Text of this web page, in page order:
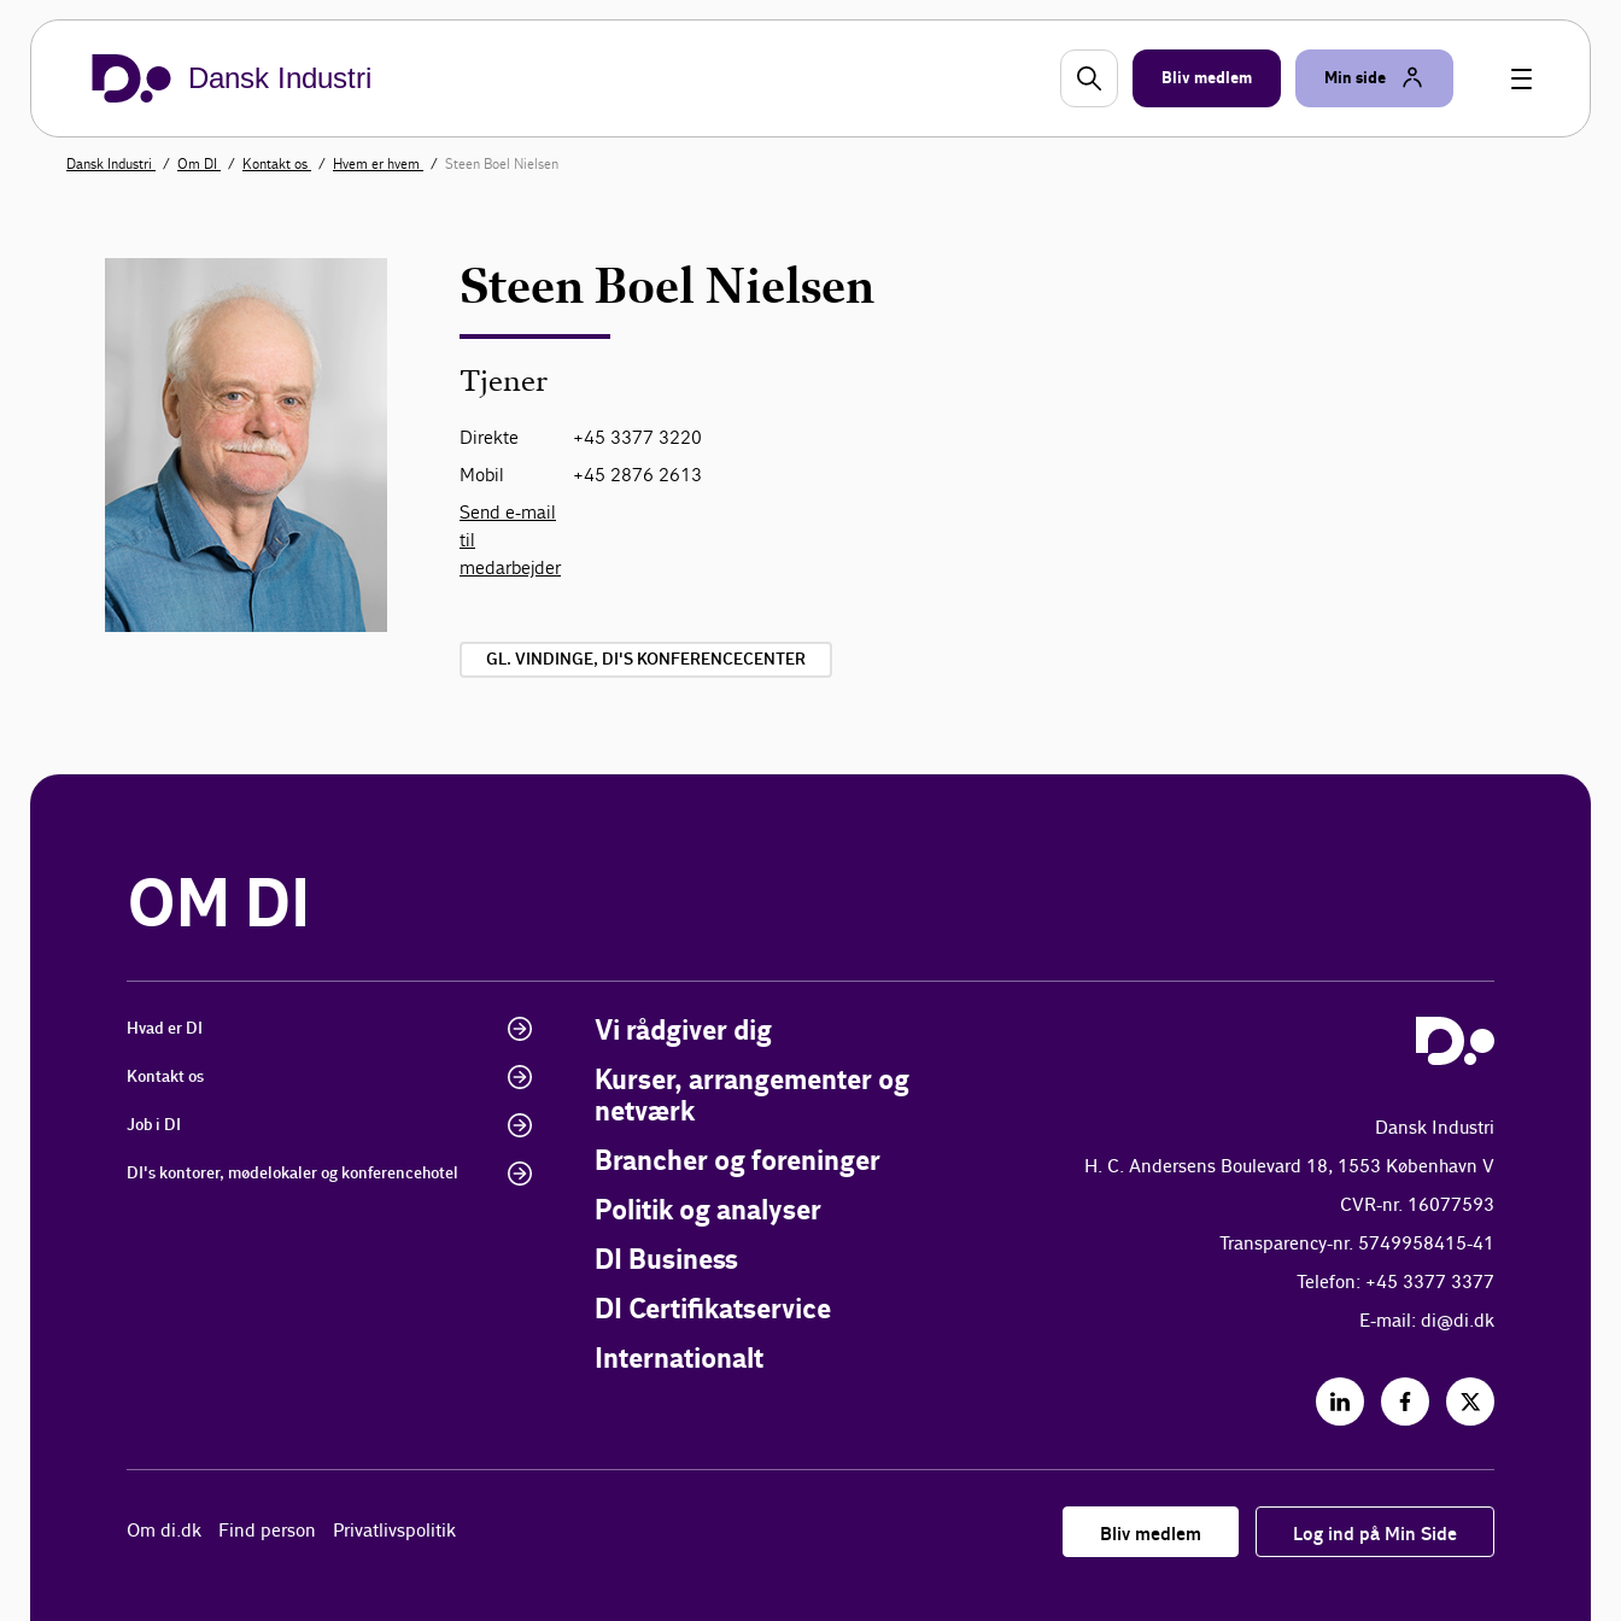
Dansk Industri Bliv medlem Min side
Dansk Industri Om DI Kontakt os Hvem er hvem Steen Boel Nielsen
Steen Boel Nielsen
Tjener
Direkte
+45 3377 3220
Mobil
+45 2876 2613
Send e-mail
til
medarbejder
GL. VINDINGE, DI'S KONFERENCECENTER
OM DI
Hvad er DI
Kontakt os
Job i DI
DI's kontorer, mødelokaler og konferencehotel
Vi rådgiver dig
Kurser, arrangementer og
netværk
Brancher og foreninger
Politik og analyser
DI Business
DI Certifikatservice
Internationalt
Dansk Industri
H. C. Andersens Boulevard 18, 1553 København V
CVR-nr. 16077593
Transparency-nr. 5749958415-41
Telefon: +45 3377 3377
E-mail: di@di.dk
Om di.dk Find person Privatlivspolitik Bliv medlem Log ind på Min Side